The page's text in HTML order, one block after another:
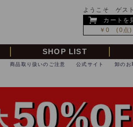
ようこそ ゲス
カートを
￥0 (0点)
SHOP LIST
卸のお
公式サイト
商品取り扱いのご注意